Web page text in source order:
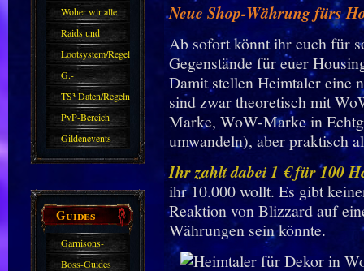
Woher wir alle
kommen.
Raids und
Zubehör
Lootsystem/Regeln
G.-
Sparkasse/Goldleihen
TS³ Daten/Regeln
PvP-Bereich
Gildenevents
Guides
Garnisons-
Guides
Boss-Guides
Neue Shop-Währung fürs
Ab sofort könnt ihr euch für
Gegenstände für euer
Damit stellen Heimtaler eine
sind zwar theoretisch mit
Marke, WoW-Marke in
umwandeln), aber praktisch
Ihr zahlt dabei 1 € für 100
ihr 10.000 wollt. Es gibt
Reaktion von Blizzard auf
Währungen sein könnte.